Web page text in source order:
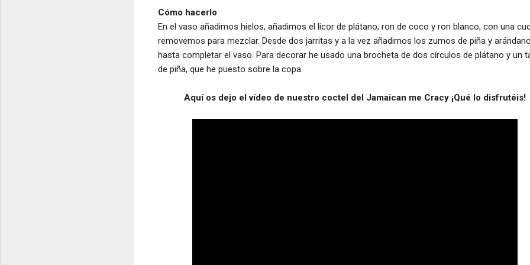
Cómo hacerlo
En el vaso añadimos hielos, añadimos el licor de plátano, ron de coco y ron blanco, con una
removemos para mezclar. Desde dos jarritas y a la vez añadimos los zumos de piña y
hasta completar el vaso. Para decorar he usado una brocheta de dos círculos de plátano y un
de piña, que he puesto sobre la copa.
Aquí os dejo el vídeo de nuestro coctel del Jamaican me Cracy ¡Qué lo disfrutéis!